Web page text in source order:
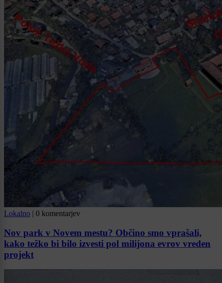
Lokalno | 0 komentarjev
Nov park v Novem mestu? Občino smo vprašali,
kako težko bi bilo izvesti pol milijona evrov vreden
projekt